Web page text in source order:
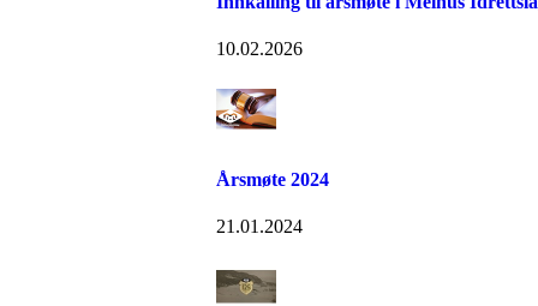
10.02.2026
Årsmøte 2024
21.01.2024